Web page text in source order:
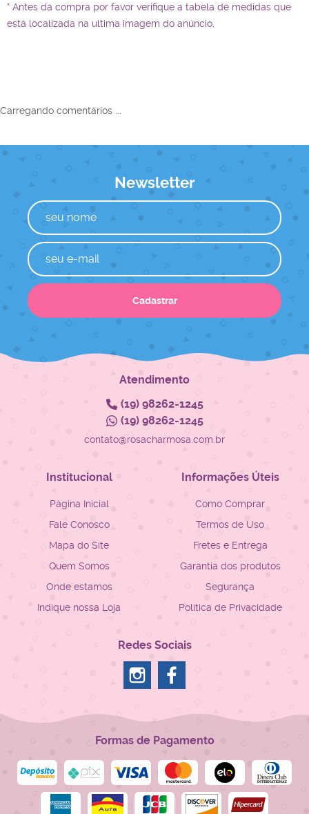
* Antes da compra por favor verifique a tabela de medidas que
está localizada na ultima imagem do anúncio.
Carregando comentários ...
Newsletter
Cadastrar
Atendimento
(19)98262-1245
(19)98262-1245
contato@rosacharmosa.com.br
Institucional
Página Inicial
Fale Conosco
Mapa do Site
Quem Somos
Onde estamos
Indique nossa Loja
Informações Úteis
Como Comprar
Termos de Uso
Fretes e Entrega
Garantia dos produtos
Segurança
Política de Privacidade
Redes Sociais
Formas de Pagamento